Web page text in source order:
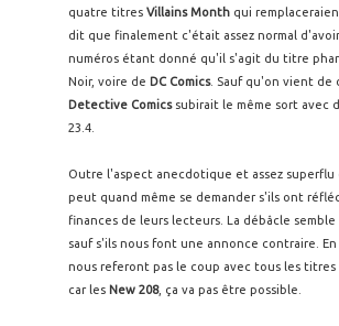
quatre titres Villains Month qui
dit que finalement c'était assez normal
numéros étant donné qu'il s'agit du titre
Noir, voire de DC Comics. Sauf qu'on vient de
Detective Comicssubirait le même sort avec
23.4.
Outre l'aspect anecdotique et assez
peut quand même se demander s'ils ont
finances de leurs lecteurs. La débâcle semble
sauf s'ils nous font une annonce contraire.
nous referont pas le coup avec tous les titres
car les New 208, ça va pas être possible.